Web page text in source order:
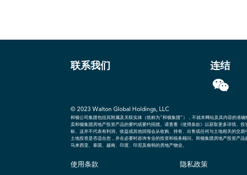
联系我们 连结
© 2023 Walton Global Holdings, LLC
和顿公司集团包括其附属及关联实体（统称为“和顿集团”），不就本网站及其内容的准
卖和顿集团房地产投资产品的要约或要约招揽。请查看《使用条款》以获取更多详情。
标。这并不代表有利润、收益或其他回报会从收购、持有、出售或任何与土地相关的交
土地投资是否适合您，并在必要时咨询专业的投资和税务顾问。和顿集团房地产投资产
马来西亚、泰国、越南、印度、印尼及南韩的房地产物业。
使用条款 隐私政策